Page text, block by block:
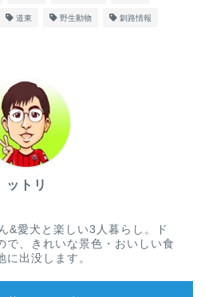
道東 野生動物 釧路情報
ットリ
&愛犬と楽しい3人暮らし。ド
で、きれいな景色・おいしい食
出没します。